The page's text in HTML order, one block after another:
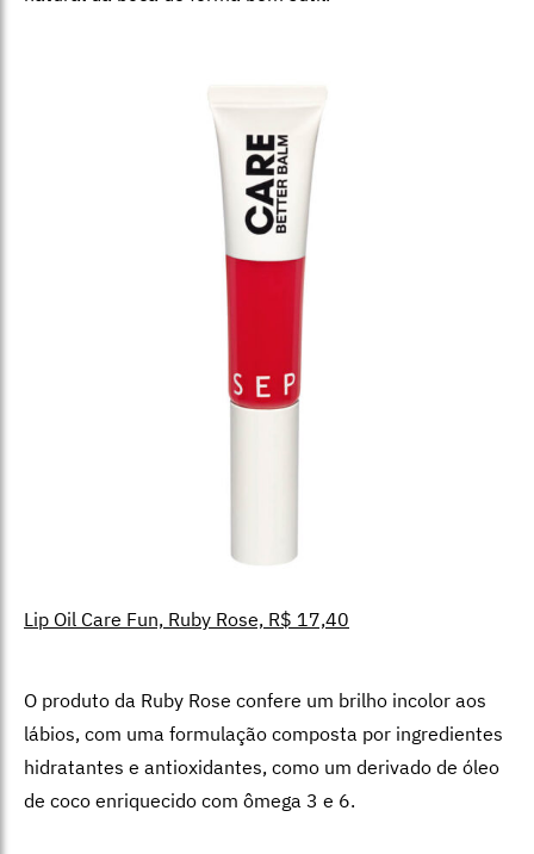
Lip Oil Care Fun, Ruby Rose, R$ 17,40
O produto da Ruby Rose confere um brilho incolor aos
lábios, com uma formulação composta por ingredientes
hidratantes e antioxidantes, como um derivado de óleo
de coco enriquecido com ômega 3 e 6.